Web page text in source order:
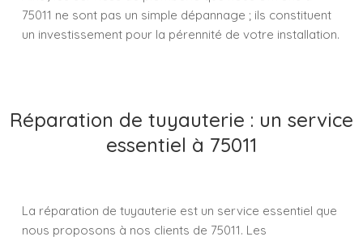
75011 ne sont pas un simple dépannage ; ils constituent
un investissement pour la pérennité de votre installation.
Réparation de tuyauterie : un service
essentiel à 75011
La réparation de tuyauterie est un service essentiel que
nous proposons à nos clients de 75011. Les